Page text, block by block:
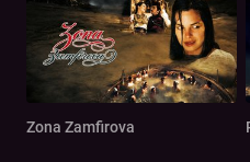
Zona Zamfirova